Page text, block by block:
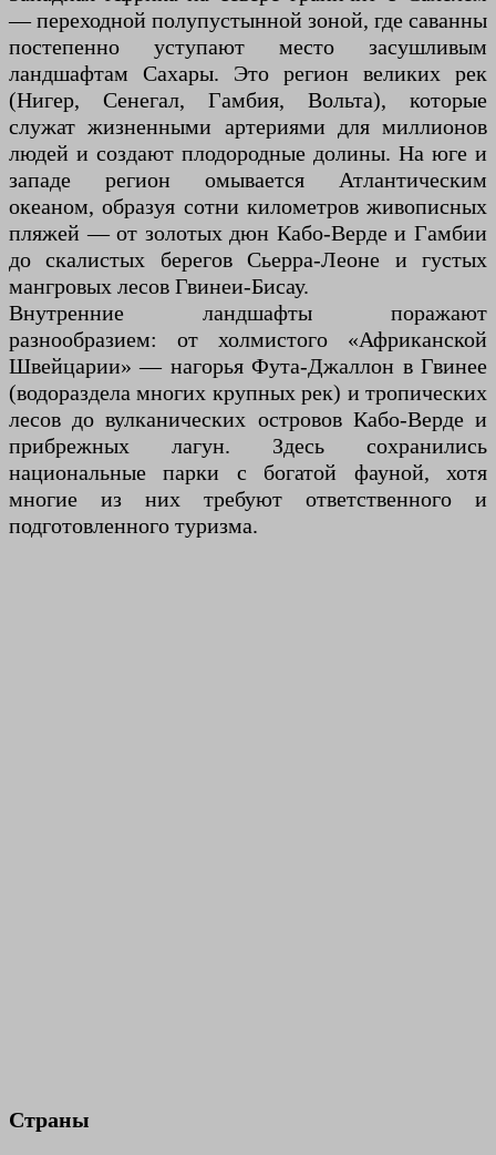
— переходной полупустынной зоной, где саванны
постепенно уступают место засушливым
ландшафтам Сахары. Это регион великих рек
(Нигер, Сенегал, Гамбия, Вольта), которые
служат жизненными артериями для миллионов
людей и создают плодородные долины. На юге и
западе регион омывается Атлантическим
океаном, образуя сотни километров живописных
пляжей — от золотых дюн Кабо-Верде и Гамбии
до скалистых берегов Сьерра-Леоне и густых
мангровых лесов Гвинеи-Бисау.
Внутренние ландшафты поражают
разнообразием: от холмистого «Африканской
Швейцарии» — нагорья Фута-Джаллон в Гвинее
(водораздела многих крупных рек) и тропических
лесов до вулканических островов Кабо-Верде и
прибрежных лагун. Здесь сохранились
национальные парки с богатой фауной, хотя
многие из них требуют ответственного и
подготовленного туризма.
Страны